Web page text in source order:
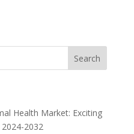
Health Market: Exciting
2032